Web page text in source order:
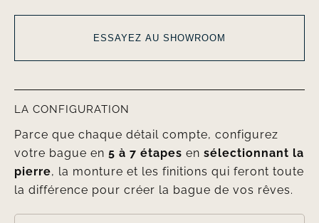
ESSAYEZ AU SHOWROOM
LA CONFIGURATION
Parce que chaque détail compte, configurez
votre bague en 5 à 7 étapes en sélectionnant la
pierre, la monture et les finitions qui feront toute
la différence pour créer la bague de vos rêves.